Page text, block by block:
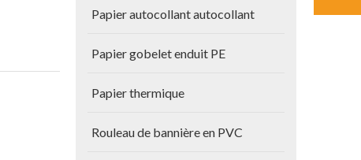
Papier autocollant autocollant
Papier gobelet enduit PE
Papier thermique
Rouleau de bannière en PVC